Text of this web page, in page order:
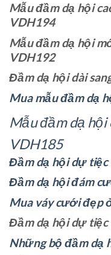
Mẫu đầm dạ hội
VDH194
Mẫu đầm dạ hội
VDH192
Đầm dạ hội dài
Mua mẫu đầm dạ
Mẫu đầm dạ
VDH185
Đầm dạ hội dự tiệc
Đầm dạ hội đám
Mua váy cưới đẹp
Đầm dạ hội dự tiệc
Những bộ đầm dạ